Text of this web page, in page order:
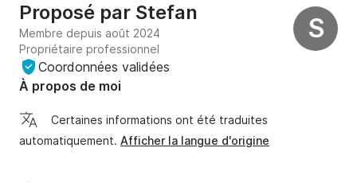
S
Proposé par Stefan
Membre depuis août 2024
Propriétaire professionnel
Coordonnées validées
À propos de moi
Certaines informations ont été traduites
automatiquement. Afficher la langue d'origine